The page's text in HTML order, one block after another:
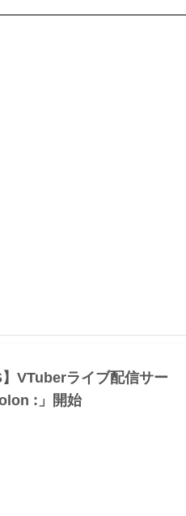
】VTuberライブ配信サー
:」開始